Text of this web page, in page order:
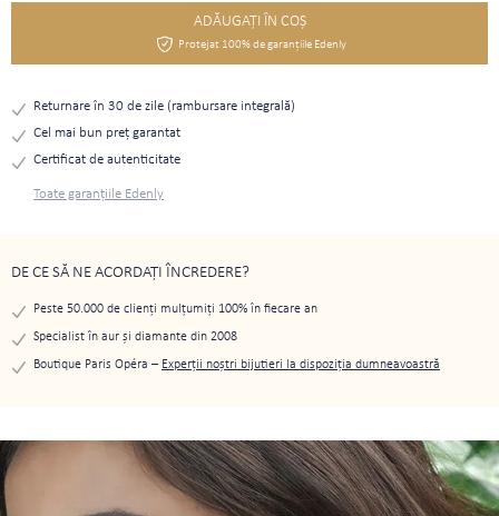
ADĂUGAŢI ÎN COŞ
Protejat 100% de garanțiile Edenly
Returnare în 30 de zile (rambursare integrală)
Cel mai bun preţ garantat
Certificat de autenticitate
Toate garanțiile Edenly
DE CE SĂ NE ACORDAȚI ÎNCREDERE?
Peste 50.000 de clienți mulțumiți 100% în fiecare an
Specialist în aur și diamante din 2008
Boutique Paris Opéra – Experții noștri bijutieri la dispoziția dumneavoastră